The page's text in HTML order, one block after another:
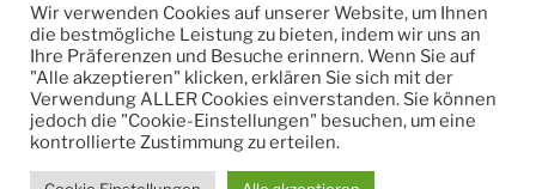
den Produktionswerken. Paketwarenversand erfolgt
vom Speditions-Hochregal-Lager.
Wir verwenden Cookies auf unserer Website, um Ihnen
die bestmögliche Leistung zu bieten, indem wir uns an
Ihre Präferenzen und Besuche erinnern. Wenn Sie auf
"Alle akzeptieren" klicken, erklären Sie sich mit der
Verwendung ALLER Cookies einverstanden. Sie können
jedoch die "Cookie-Einstellungen" besuchen, um eine
kontrollierte Zustimmung zu erteilen.